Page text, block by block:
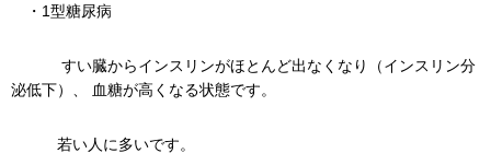
・1型糖尿病
すい臓からインスリンがほとんど出なくなり（インスリン分
泌低下）、 血糖が高くなる状態です。
若い人に多いです。